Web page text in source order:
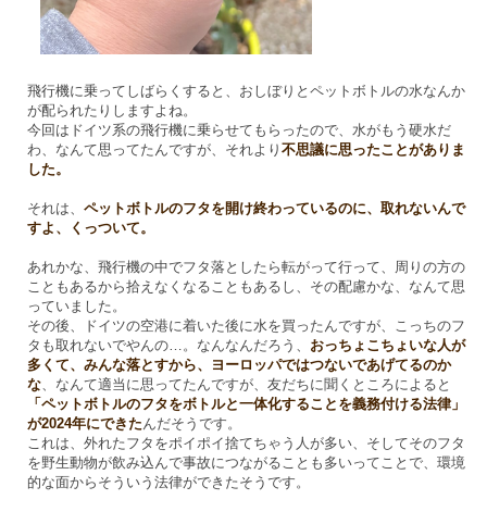
飛行機に乗ってしばらくすると、おしぼりとペットボトルの水なんか
が配られたりしますよね。
今回はドイツ系の飛行機に乗らせてもらったので、水がもう硬水だ
わ、なんて思ってたんですが、それより 不思議に思ったことがありま
した。
それは、 ペットボトルのフタを開け終わっているのに、取れないんで
すよ、くっついて。
あれかな、飛行機の中でフタ落としたら転がって行って、周りの方の
こともあるから拾えなくなることもあるし、その配慮かな、なんて思
っていました。
その後、ドイツの空港に着いた後に水を買ったんですが、こっちのフ
タも取れないでやんの…。なんなんだろう、 おっちょこちょいな人が
多くて、みんな落とすから、ヨーロッパではつないであげてるのか
な、なんて適当に思ってたんですが、友だちに聞くところによると
「ペットボトルのフタをボトルと一体化することを義務付ける法律」
が2024年にできたんだそうです。
これは、外れたフタをポイポイ捨てちゃう人が多い、そしてそのフタ
を野生動物が飲み込んで事故につながることも多いってことで、環境
的な面からそういう法律ができたそうです。